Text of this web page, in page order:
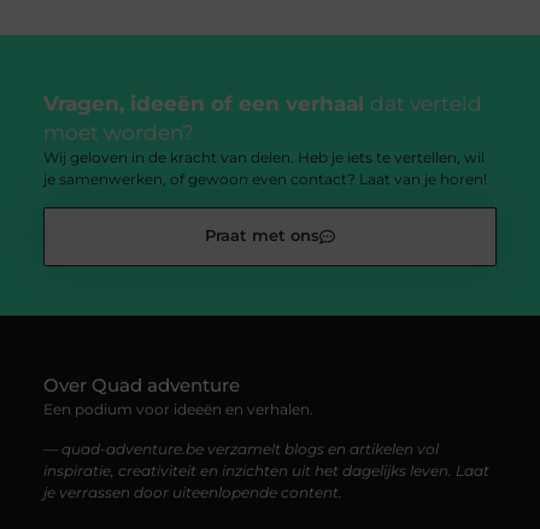
Vragen, ideeën of een verhaal dat verteld
moet worden?
Wij geloven in de kracht van delen. Heb je iets te vertellen, wil
je samenwerken, of gewoon even contact? Laat van je horen!
Praat met ons
Over Quad adventure
Een podium voor ideeën en verhalen.
— quad-adventure.be verzamelt blogs en artikelen vol
inspiratie, creativiteit en inzichten uit het dagelijks leven. Laat
je verrassen door uiteenlopende content.